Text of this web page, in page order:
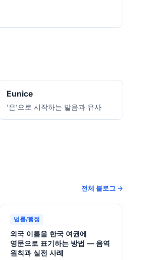
Eunice
'은'으로 시작하는 발음과 유사
전체 블로그 →
법률/행정
외국 이름을 한국 여권에
영문으로 표기하는 방법 — 음역
원칙과 실전 사례